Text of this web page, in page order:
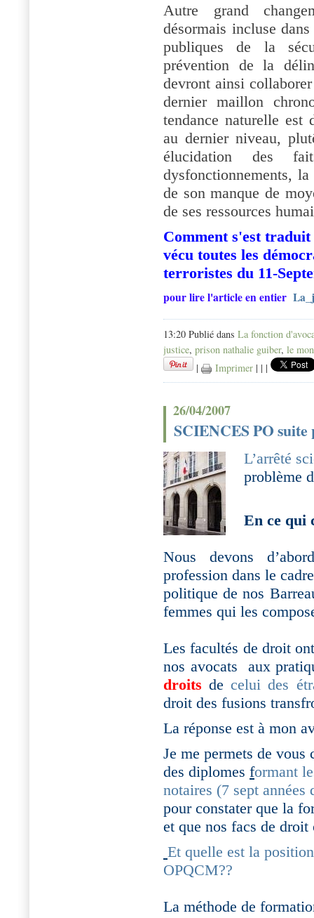
Autre grand
désormais incluse
publiques de la
prévention de la
devront ainsi
dernier maillon
tendance naturelle est
au dernier niveau,
élucidation des
dysfonctionnements,
de son manque de
de ses ressources
Comment s'est
vécu toutes les
terroristes du 11-
pour lire l'article en entier
13:20 Publié dans La fonction
justice, prison nathalie guiber, le
|
Imprimer | | |
26/04/2007
SCIENCES PO
L’arrêté
problème
En ce qui
Nous devons
profession dans le
politique de nos
femmes qui les
Les facultés de droit
nos avocats
aux
droits de celui des
droit des fusions
La réponse est à mon
Je me permets de
des diplomes formant
notaires (7 sept années
pour constater que la
et que nos facs de
Et quelle est la
OPQCM??
La méthode de